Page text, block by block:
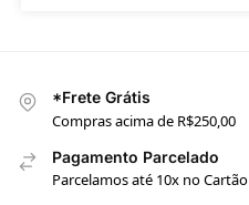
*Frete Grátis
Compras acima de R$250,00
Pagamento Parcelado
Parcelamos até 10x no Cartão